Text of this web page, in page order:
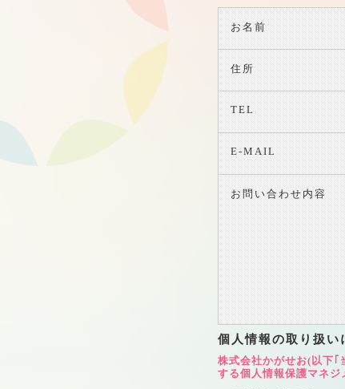
お名前
住所
TEL
E-MAIL
お問い合わせ内容
個人情報の取り扱い
株式会社かがせお(以下｢
する個人情報保護マネ